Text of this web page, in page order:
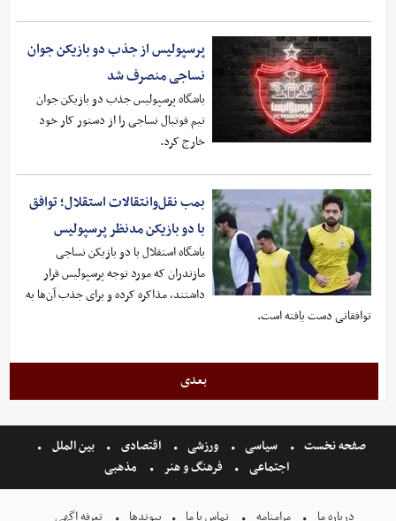
پرسپولیس از جذب دو بازیکن جوان
نساجی منصرف شد
باشگاه پرسپولیس جذب دو بازیکن جوان
تیم فوتبال نساجی را از دستور کار خود
خارج کرد.
بمب نقل‌وانتقالات استقلال؛ توافق
با دو بازیکن مدنظر پرسپولیس
باشگاه استقلال با دو بازیکن نساجی
مازندران که مورد توجه پرسپولیس قرار
داشتند، مذاکره کرده و برای جذب آن‌ها به
توافقاتی دست یافته است.
بعدی
صفحه نخست سیاسی ورزشی اقتصادی
بین الملل
اجتماعی
فرهنگ و هنر مذهبی